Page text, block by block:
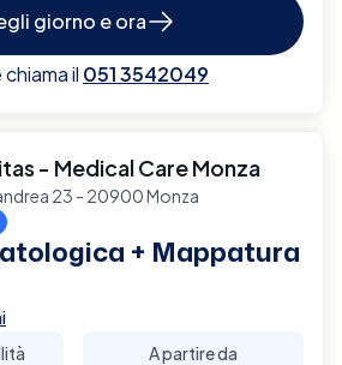
giorno e ora
il 051 3542049
- Medical Care Monza
23 - 20900 Monza
+ Mappatura
A partire da